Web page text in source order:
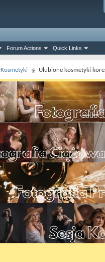
Forum Actions Quick Links
Kosmetyki Ulubione kosmetyki